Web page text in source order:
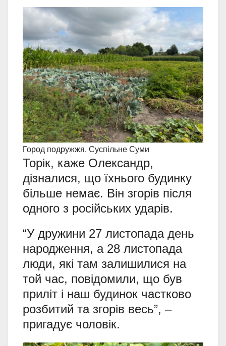
Город подружжя. Суспільне Суми
Торік, каже Олександр,
дізналися, що їхнього будинку
більше немає. Він згорів після
одного з російських ударів.
“У дружини 27 листопада день
народження, а 28 листопада
люди, які там залишилися на
той час, повідомили, що був
приліт і наш будинок частково
розбитий та згорів весь”, –
пригадує чоловік.